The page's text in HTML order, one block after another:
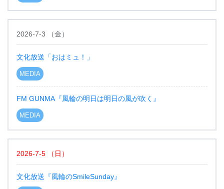
2026-7-3 （金）
文化放送「おはミュ！」
MEDIA
FM GUNMA『風輪の明日は明日の風が吹く』
MEDIA
2026-7-5 （ 日 ）
文化放送『風輪のSmileSunday』